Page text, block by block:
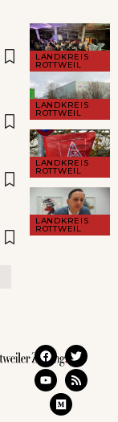
LANDKREIS
ROTTWEIL
LANDKREIS
ROTTWEIL
LANDKREIS
ROTTWEIL
LANDKREIS
ROTTWEIL